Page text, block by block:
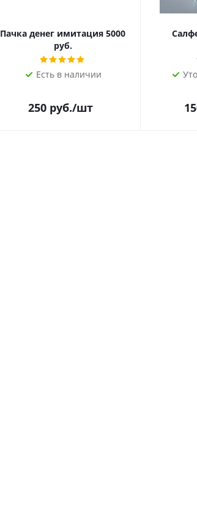
Пачка денег имитация 5000
руб.
Есть в наличии
250 руб./шт